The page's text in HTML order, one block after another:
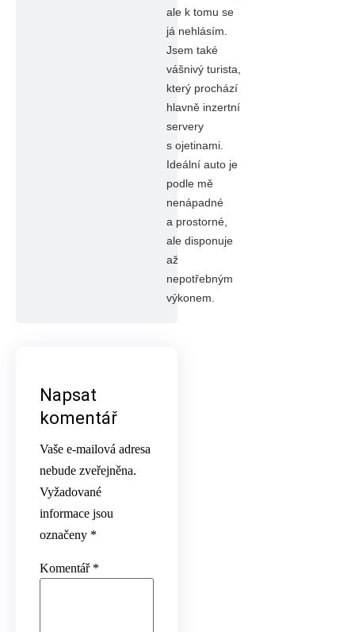
ale k tomu se
já nehlásím.
Jsem také
vášnivý turista,
který prochází
hlavně inzertní
servery
s ojetinami.
Ideální auto je
podle mě
nenápadné
a prostorné,
ale disponuje
až
nepotřebným
výkonem.
Napsat
komentář
Vaše e-mailová adresa
nebude zveřejněna.
Vyžadované
informace jsou
označeny *
Komentář *